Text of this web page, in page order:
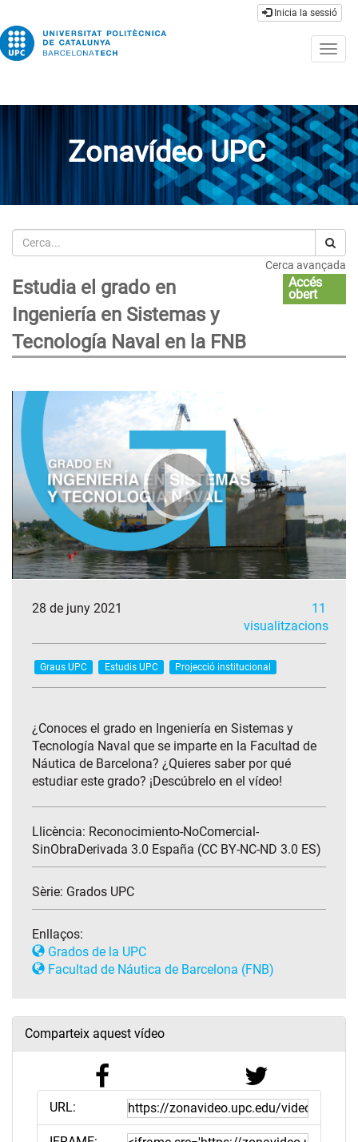
Inicia la sessió
Zonavídeo UPC
Cerca
Cerca avançada
Estudia el grado en
Ingeniería en Sistemas y
Tecnología Naval en la FNB
Accés
obert
28 de juny 2021
11
visualitzacions
Graus UPC Estudis UPC Projecció institucional
¿Conoces el grado en Ingeniería en Sistemas y
Tecnología Naval que se imparte en la Facultad de
Náutica de Barcelona? ¿Quieres saber por qué
estudiar este grado? ¡Descúbrelo en el vídeo!
Llicència: Reconocimiento-NoComercial-
SinObraDerivada 3.0 España (CC BY-NC-ND 3.0 ES)
Sèrie: Grados UPC
Enllaços:
Grados de la UPC
Facultad de Náutica de Barcelona (FNB)
Comparteix aquest vídeo
URL: